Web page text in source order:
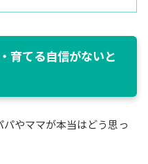
育てる自信がないと
やママが本当はどう思っ